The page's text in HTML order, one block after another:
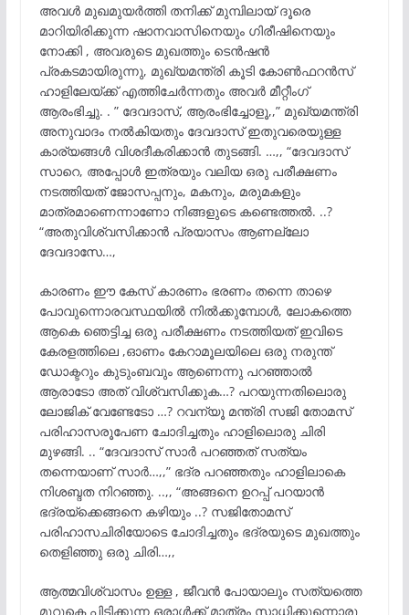
അവൾ മുഖമുയർത്തി തനിക്ക് മുമ്പിലായ് ദൂരെ
മാറിയിരിക്കുന്ന ഷാനവാസിനെയും ഗിരീഷിനെയും
നോക്കി , അവരുടെ മുഖത്തും ടെൻഷൻ
പ്രകടമായിരുന്നു, മുഖ്യമന്ത്രി കൂടി കോൺഫറൻസ്
ഹാളിലേയ്ക്ക് എത്തിചേർന്നതും അവർ മീറ്റീംഗ്
ആരംഭിച്ചു. . ” ദേവദാസ്, ആരംഭിച്ചോളൂ,,” മുഖ്യമന്ത്രി
അനുവാദം നൽകിയതും ദേവദാസ് ഇതുവരെയുള്ള
കാര്യങ്ങൾ വിശദീകരിക്കാൻ തുടങ്ങി. …,, “ദേവദാസ്
സാറെ, അപ്പോൾ ഇത്രയും വലിയ ഒരു പരീക്ഷണം
നടത്തിയത് ജോസപ്പനും, മകനും, മരുമകളും
മാത്രമാണെന്നാണോ നിങ്ങളുടെ കണ്ടെത്തൽ. ..?
“അതുവിശ്വസിക്കാൻ പ്രയാസം ആണല്ലോ
ദേവദാസേ…,
കാരണം ഈ കേസ് കാരണം ഭരണം തന്നെ താഴെ
പോവുന്നൊരവസ്ഥയിൽ നിൽക്കുമ്പോൾ, ലോകത്തെ
ആകെ ഞെട്ടിച്ച ഒരു പരീക്ഷണം നടത്തിയത് ഇവിടെ
കേരളത്തിലെ ,ഓണം കേറാമൂലയിലെ ഒരു നരുന്ത്
ഡോക്ടറും കുടുംബവും ആണെന്നു പറഞ്ഞാൽ
ആരാടോ അത് വിശ്വസിക്കുക…? പറയുന്നതിലൊരു
ലോജിക് വേണ്ടേടോ …? റവന്യൂ മന്ത്രി സജി തോമസ്
പരിഹാസരൂപേണ ചോദിച്ചതും ഹാളിലൊരു ചിരി
മുഴങ്ങി. .. “ദേവദാസ് സാർ പറഞ്ഞത് സത്യം
തന്നെയാണ് സാർ…,,” ഭദ്ര പറഞ്ഞതും ഹാളിലാകെ
നിശബ്ദത നിറഞ്ഞു. ..,, “അങ്ങനെ ഉറപ്പ് പറയാൻ
ഭദ്രയ്ക്കെങ്ങനെ കഴിയും ..? സജിതോമസ്
പരിഹാസചിരിയോടെ ചോദിച്ചതും ഭദ്രയുടെ മുഖത്തും
തെളിഞ്ഞു ഒരു ചിരി…,,
ആത്മവിശ്വാസം ഉള്ള , ജീവൻ പോയാലും സത്യത്തെ
മുറുകെ പിടിക്കുന്ന ഒരാൾക്ക് മാത്രം സാധിക്കുന്നൊരു